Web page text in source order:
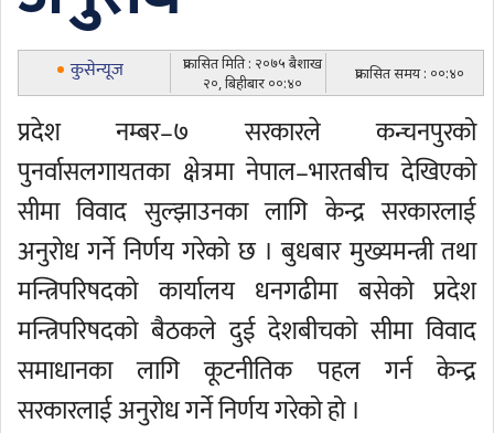
कुसेन्यूज
प्रकासित मिति : २०७५ बैशाख
२०, बिहीबार ००:४०
प्रकासित समय : ००:४०
प्रदेश नम्बर–७ सरकारले कन्चनपुरको
पुनर्वासलगायतका क्षेत्रमा नेपाल–भारतबीच देखिएको
सीमा विवाद सुल्झाउनका लागि केन्द्र सरकारलाई
अनुरोध गर्ने निर्णय गरेको छ । बुधबार मुख्यमन्त्री तथा
मन्त्रिपरिषदको कार्यालय धनगढीमा बसेको प्रदेश
मन्त्रिपरिषदको बैठकले दुई देशबीचको सीमा विवाद
समाधानका लागि कूटनीतिक पहल गर्न केन्द्र
सरकारलाई अनुरोध गर्ने निर्णय गरेको हो ।